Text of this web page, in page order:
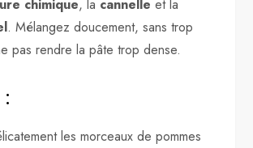
chimique, la cannelle et la
. Mélangez doucement, sans trop
pas rendre la pâte trop dense.
les morceaux de pommes